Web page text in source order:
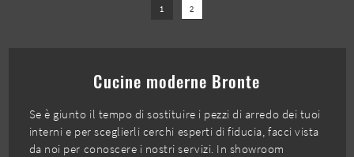
1 2
Cucine moderne Bronte
Se è giunto il tempo di sostituire i pezzi di arredo dei tuoi
interni e per sceglierli cerchi esperti di fiducia, facci vista
da noi per conoscere i nostri servizi. In showroom